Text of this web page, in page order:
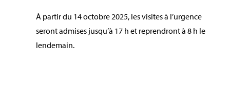
À partir du 14 octobre 2025, les visites à l’urgence
seront admises jusqu’à 17 h et reprendront à 8 h le
lendemain.